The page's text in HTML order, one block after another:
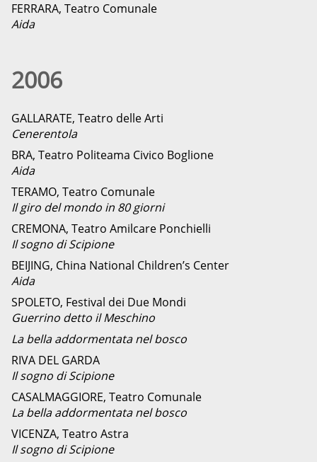
FERRARA, Teatro Comunale
Aida
2006
GALLARATE, Teatro delle Arti
Cenerentola
BRA, Teatro Politeama Civico Boglione
Aida
TERAMO, Teatro Comunale
Il giro del mondo in 80 giorni
CREMONA, Teatro Amilcare Ponchielli
Il sogno di Scipione
BEIJING, China National Children’s Center
Aida
SPOLETO, Festival dei Due Mondi
Guerrino detto il Meschino
La bella addormentata nel bosco
RIVA DEL GARDA
Il sogno di Scipione
CASALMAGGIORE, Teatro Comunale
La bella addormentata nel bosco
VICENZA, Teatro Astra
Il sogno di Scipione